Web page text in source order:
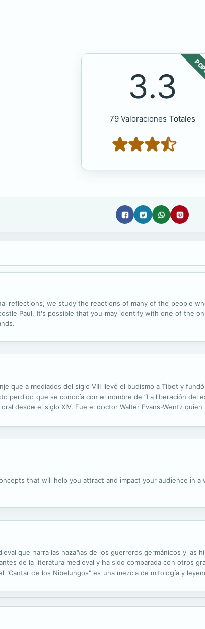
3.3
79 Valoraciones Totales
reflections, we study the reactions of many of the people
Paul. It's possible that you may identify with one of the
que a mediados del siglo VIII llevó el budismo a Tíbet y
perdido que se conocía con el nombre de “La liberación del
desde el siglo XIV. Fue el doctor Walter Evans-Wentz
that will help you attract and impact your audience in a
que narra las hazañas de los guerreros germánicos y las
de la literatura medieval y ha sido comparada con otros
"Cantar de los Nibelungos" es una mezcla de mitología y